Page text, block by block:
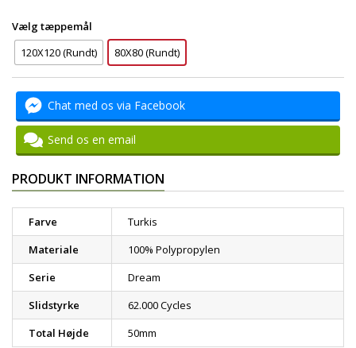
Vælg tæppemål
120X120 (Rundt)
80X80 (Rundt)
Chat med os via Facebook
Send os en email
PRODUKT INFORMATION
Farve
Turkis
Materiale
100% Polypropylen
Serie
Dream
Slidstyrke
62.000 Cycles
Total Højde
50mm